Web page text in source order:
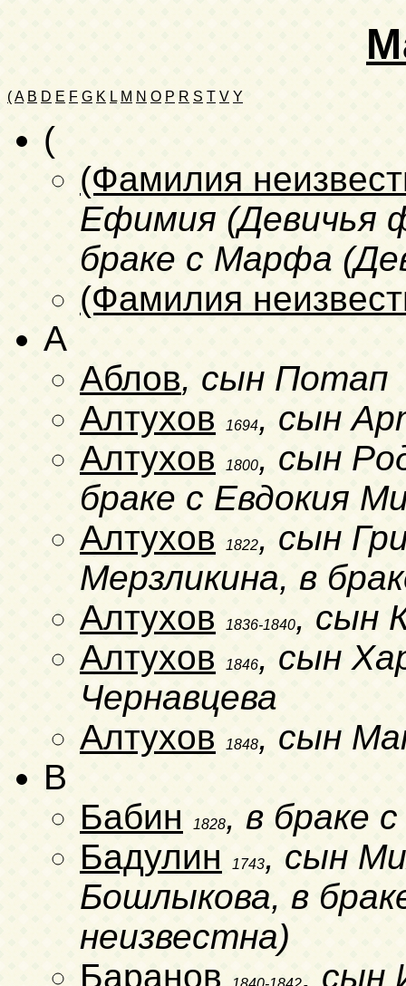
(A B D E F G K L M N O P R S T V Y
(
(Фамилия
Ефимия (Девичья
браке с Марфа
(Фамилия
A
Аблов, сын Потап
Алтухов
1694, сын
Алтухов
1800, сын
браке с Евдокия
Алтухов
1822, сын
Мерзликина, в
Алтухов
1836-1840, сын
Алтухов
1846, сын
Чернавцева
Алтухов
1848, сын
B
Бабин
1828, в браке
Бадулин
1743, сын
Бошлыкова, в
неизвестна)
Баранов
, сын